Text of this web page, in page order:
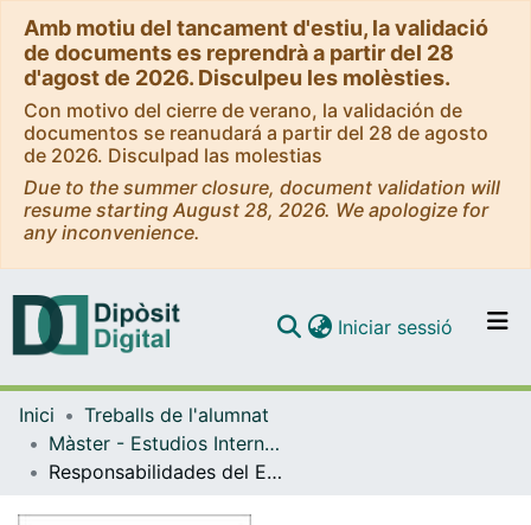
Amb motiu del tancament d'estiu, la validació
de documents es reprendrà a partir del 28
d'agost de 2026. Disculpeu les molèsties.
Con motivo del cierre de verano, la validación de
documentos se reanudará a partir del 28 de agosto
de 2026. Disculpad las molestias
Due to the summer closure, document validation will
resume starting August 28, 2026. We apologize for
any inconvenience.
Navega per tot el DD
Com publicar
Contacte
Iniciar sessió (current)
Inici
Treballs de l'alumnat
Màster - Estudios Internacionales: organizaciones internacionales y cooperación – Colección Memorias MEI
Responsabilidades del Estado de Chile con los niños, niñas y adolescentes bajo su tutela